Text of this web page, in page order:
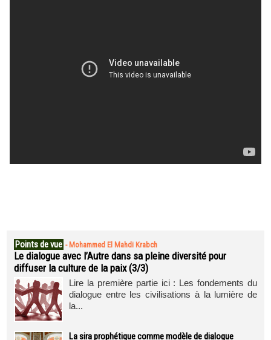
Points de vue - Mohammed El Mahdi Krabch
Le dialogue avec l’Autre dans sa pleine diversité pour
diffuser la culture de la paix (3/3)
Lire la première partie ici : Les fondements du
dialogue entre les civilisations à la lumière de
la...
La sira prophétique comme modèle de dialogue